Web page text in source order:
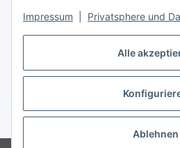
Alle
Ablehnen
Impressum Privatsphere und
Infos
Vertrag
* Alle Preise inkl. gesetzlicher USt., zzgl.